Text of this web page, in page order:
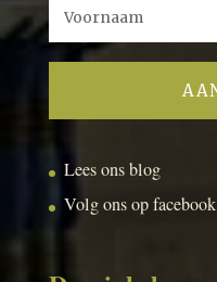
Lees ons blog
Volg ons op facebook